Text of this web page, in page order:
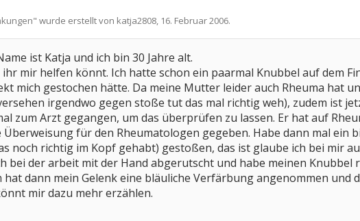
" wurde erstellt von katja2808, 16. Februar 2006.
ist Katja und ich bin 30 Jahre alt.
mir helfen könnt. Ich hatte schon ein paarmal Knubbel auf dem
mich gestochen hätte. Da meine Mutter leider auch Rheuma hat
irgendwo gegen stoße tut das mal richtig weh), zudem ist
zum Arzt gegangen, um das überprüfen zu lassen. Er hat auf
für den Rheumatologen gegeben. Habe dann mal ein
noch richtig im Kopf gehabt) gestoßen, das ist glaube ich bei mir
bei der arbeit mit der Hand abgerutscht und habe meinen
hat dann mein Gelenk eine bläuliche Verfärbung angenommen und
mir dazu mehr erzählen.